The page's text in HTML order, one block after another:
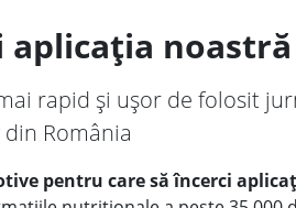
aplicația
rapid și ușor de folosit
România
pentru care să încerci